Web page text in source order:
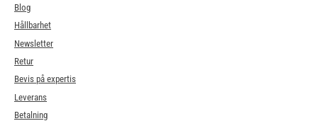
Blog
Hållbarhet
Newsletter
Retur
Bevis på expertis
Leverans
Betalning